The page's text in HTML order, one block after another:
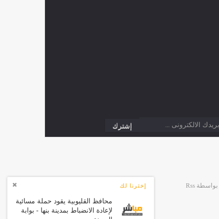
إخترنا لك
محافظ القليوبية يقود حملة مسائية
لإعادة الانضباط بمدينة بنها - بوابة